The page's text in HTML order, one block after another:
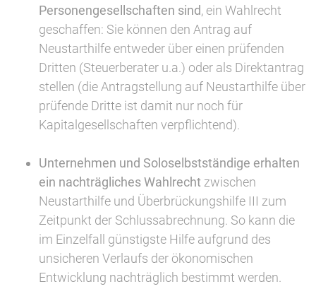
Personengesellschaften sind, ein Wahlrecht
geschaffen: Sie können den Antrag auf
Neustarthilfe entweder über einen prüfenden
Dritten (Steuerberater u.a.) oder als Direktantrag
stellen (die Antragstellung auf Neustarthilfe über
prüfende Dritte ist damit nur noch für
Kapitalgesellschaften verpflichtend).
Unternehmen und Soloselbstständige erhalten
ein nachträgliches Wahlrecht zwischen
Neustarthilfe und Überbrückungshilfe III zum
Zeitpunkt der Schlussabrechnung. So kann die
im Einzelfall günstigste Hilfe aufgrund des
unsicheren Verlaufs der ökonomischen
Entwicklung nachträglich bestimmt werden.